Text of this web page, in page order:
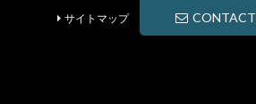
CONTACT
サイトマップ